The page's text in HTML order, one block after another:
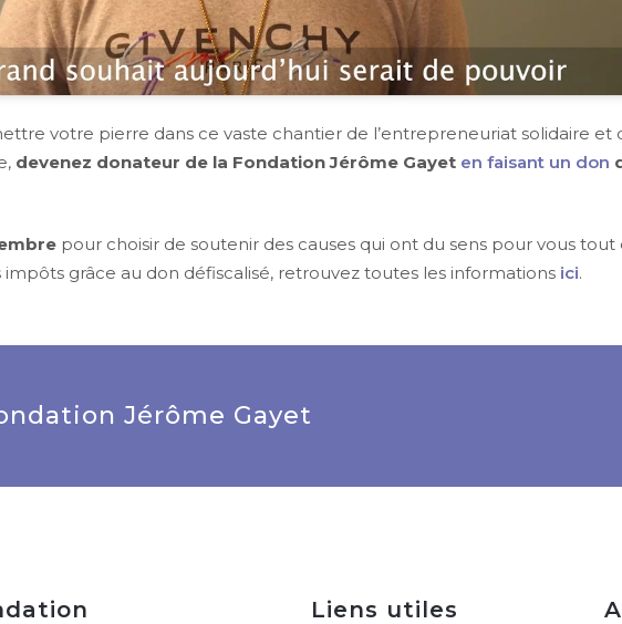
votre pierre dans ce vaste chantier de l’entrepreneuriat solidaire et
devenez donateur de la Fondation Jérôme Gayet en faisant un don
pour choisir de soutenir des causes qui ont du sens pour vous tout
grâce au don défiscalisé, retrouvez toutes les informations ici.
Jérôme Gayet
Liens utiles